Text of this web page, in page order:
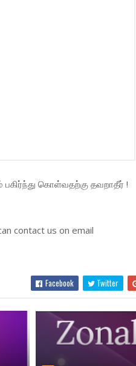
கொள்வதற்கு தவறாதீர் !
contact us on email
Facebook Twitter